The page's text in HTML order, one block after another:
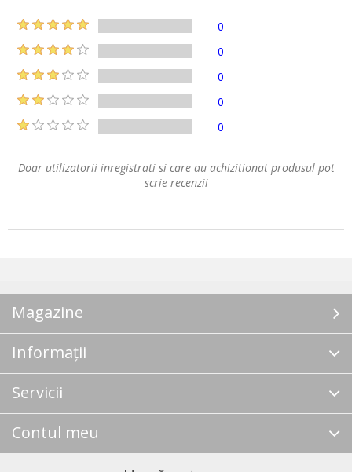
0
0
0
0
0
Doar utilizatorii inregistrati si care au achizitionat produsul pot
scrie recenzii
Magazine
Informații
Servicii
Contul meu